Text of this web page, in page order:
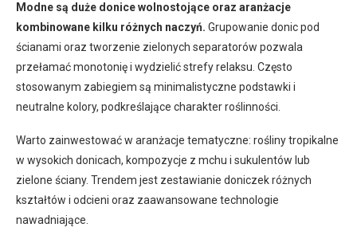
Modne są duże donice wolnostojące oraz aranżacje
kombinowane kilku różnych naczyń. Grupowanie donic pod
ścianami oraz tworzenie zielonych separatorów pozwala
przełamać monotonię i wydzielić strefy relaksu. Często
stosowanym zabiegiem są minimalistyczne podstawki i
neutralne kolory, podkreślające charakter roślinności.
Warto zainwestować w aranżacje tematyczne: rośliny tropikalne
w wysokich donicach, kompozycje z mchu i sukulentów lub
zielone ściany. Trendem jest zestawianie doniczek różnych
kształtów i odcieni oraz zaawansowane technologie
nawadniające.